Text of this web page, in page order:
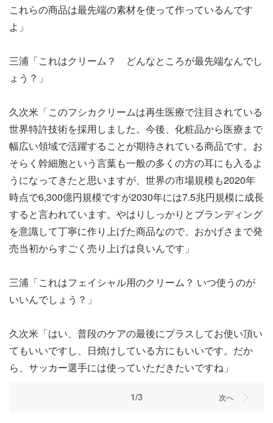
これらの商品は最先端の素材を使って作っているんです
よ」
三浦「これはクリーム？ どんなところが最先端なんでし
ょう？」
久次米「このフシカクリームは再生医療で注目されている
世界特許技術を採用しました。今後、化粧品から医療まで
幅広い領域で活躍することが期待されている商品です。お
そらく幹細胞という言葉も一般の多くの方の耳にも入るよ
うになってきたと思いますが、世界の市場規模も2020年
時点で6,300億円規模ですが2030年には7.5兆円規模に成長
すると言われています。やはりしっかりとブランディング
を意識して丁寧に作り上げた商品なので、おかげさまで発
売当初からすごく売り上げは良いんです」
三浦「これはフェイシャル用のクリーム？ いつ使うのが
いいんでしょう？」
久次米「はい、普段のケアの最後にプラスしてお使い頂い
てもいいですし、日焼けしている方にもいいです。だか
ら、サッカー選手には使っていただきたいですね」
1/3 次へ